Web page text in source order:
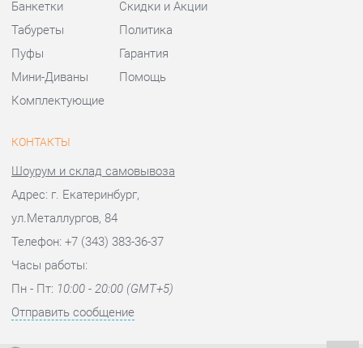
Шоурум и склад самовывоза
Адрес: г. Екатеринбург,
Часы работы:
Отправить сообщение